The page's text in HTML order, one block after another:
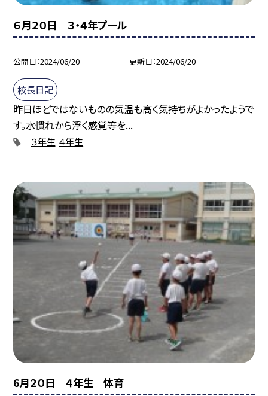
６月２０日 ３・４年プール
公開日 2024/06/20 更新日 2024/06/20
校長日記
昨日ほどではないものの気温も高く気持ちがよかったようで
す。水慣れから浮く感覚等を...
３年生 ４年生
6月２０日 ４年生 体育